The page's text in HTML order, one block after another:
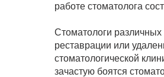
работе стоматолога
Стоматологи различных
реставрации или
стоматологической
зачастую боятся